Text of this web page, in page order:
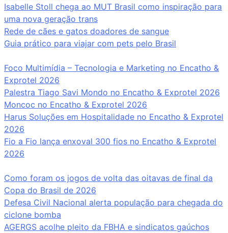
Isabelle Stoll chega ao MUT Brasil como inspiração para
uma nova geração trans
Rede de cães e gatos doadores de sangue
Guia prático para viajar com pets pelo Brasil
Foco Multimídia – Tecnologia e Marketing no Encatho &
Exprotel 2026
Palestra Tiago Savi Mondo no Encatho & Exprotel 2026
Moncoc no Encatho & Exprotel 2026
Harus Soluções em Hospitalidade no Encatho & Exprotel
2026
Fio a Fio lança enxoval 300 fios no Encatho & Exprotel
2026
Como foram os jogos de volta das oitavas de final da
Copa do Brasil de 2026
Defesa Civil Nacional alerta população para chegada do
ciclone bomba
AGERGS acolhe pleito da FBHA e sindicatos gaúchos